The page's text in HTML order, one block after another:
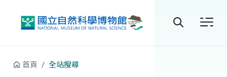
首頁 全站搜尋